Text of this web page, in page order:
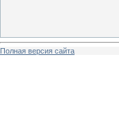
Полная версия сайта